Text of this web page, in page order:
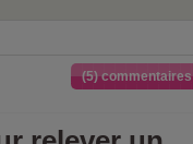
(5) commentaires